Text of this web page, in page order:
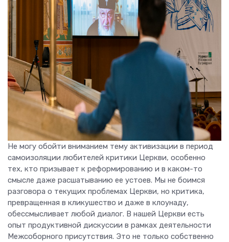
Не могу обойти вниманием тему активизации в период
самоизоляции любителей критики Церкви, особенно
тех, кто призывает к реформированию и в каком-то
смысле даже расшатыванию ее устоев. Мы не боимся
разговора о текущих проблемах Церкви, но критика,
превращенная в кликушество и даже в клоунаду,
обессмысливает любой диалог. В нашей Церкви есть
опыт продуктивной дискуссии в рамках деятельности
Межсоборного присутствия. Это не только собственно